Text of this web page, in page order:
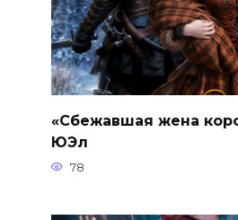
«Сбежавшая жена
ЮЭл
78